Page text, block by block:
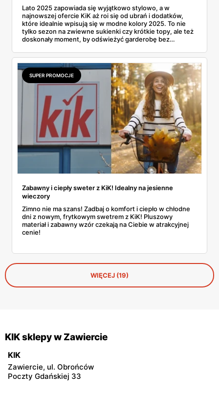
Lato 2025 zapowiada się wyjątkowo stylowo, a w
najnowszej ofercie KiK aż roi się od ubrań i dodatków,
które idealnie wpisują się w modne kolory 2025. To nie
tylko sezon na zwiewne sukienki czy krótkie topy, ale też
doskonały moment, by odświeżyć garderobę bez
– z szerokim wyborem lekkich, letnich fasonów,
wygodnych materiałów i klasycznych krojów. Czy to
plażowy look, czy zestaw na miejski spacer – można
znaleźć coś dla siebie i to już od kilkunastu złotych.
Uwaga: można się zakochać w tej kolekcji od pierwszego
wejrzenia. No bo jak tu się oprzeć bermudom za 35 zł albo
kapeluszowi z dużym rondem?
SUPER PROMOCJE
Zabawny i ciepły sweter z KiK! Idealny na jesienne
wieczory
Zimno nie ma szans! Zadbaj o komfort i ciepło w chłodne
dni z nowym, frytkowym swetrem z KiK! Pluszowy
materiał i zabawny wzór czekają na Ciebie w atrakcyjnej
cenie!
WIĘCEJ (19)
KIK sklepy w Zawiercie
KIK
Zawiercie, ul. Obrońców
Poczty Gdańskiej 33